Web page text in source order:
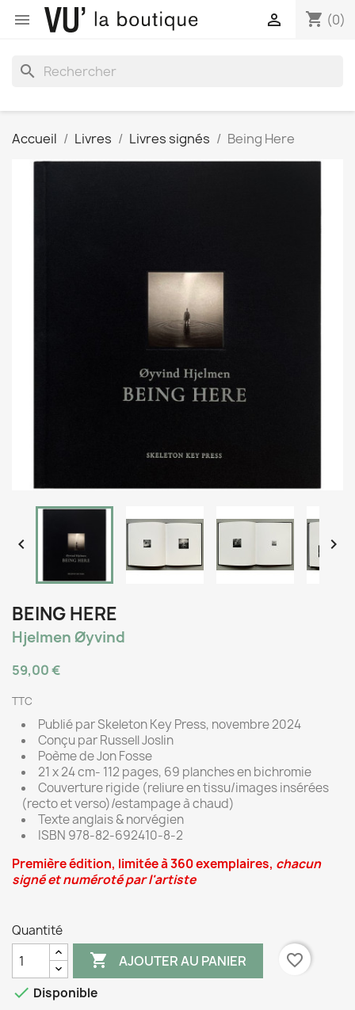
 shopping_cart (0)

search
Accueil Livres Livres signés Being Here
 
BEING HERE
Hjelmen Øyvind
59,00 €
TTC
Publié par Skeleton Key Press, novembre 2024
Conçu par Russell Joslin
Poème de Jon Fosse
21 x 24 cm- 112 pages, 69 planches en bichromie
Couverture rigide (reliure en tissu/images insérées
(recto et verso)/estampage à chaud)
Texte anglais & norvégien
ISBN 978-82-692410-8-2
Première édition, limitée à 360 exemplaires, chacun
signé et numéroté par l'artiste
Quantité
 AJOUTER AU PANIER
favorite_border
 Disponible